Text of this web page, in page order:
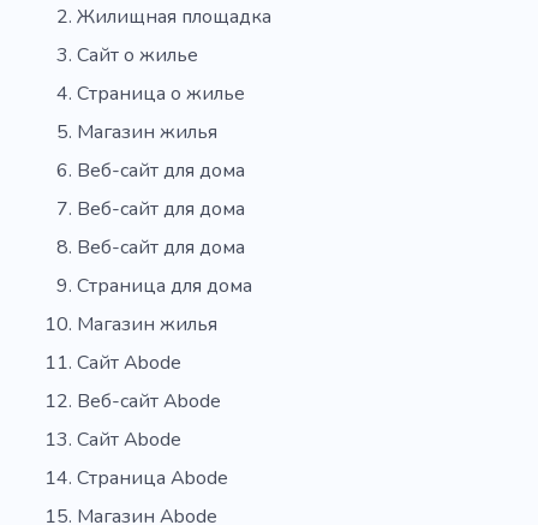
Жилищная площадка
Сайт о жилье
Страница о жилье
Магазин жилья
Веб-сайт для дома
Веб-сайт для дома
Веб-сайт для дома
Страница для дома
Магазин жилья
Сайт Abode
Веб-сайт Abode
Сайт Abode
Страница Abode
Магазин Abode